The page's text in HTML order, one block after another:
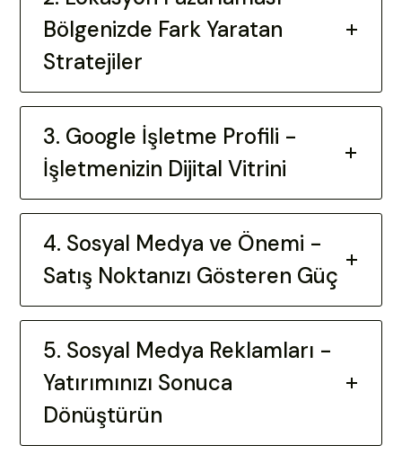
Bölgenizde Fark Yaratan
Stratejiler
3. Google İşletme Profili -
İşletmenizin Dijital Vitrini
4. Sosyal Medya ve Önemi -
Satış Noktanızı Gösteren Güç
5. Sosyal Medya Reklamları -
Yatırımınızı Sonuca
Dönüştürün